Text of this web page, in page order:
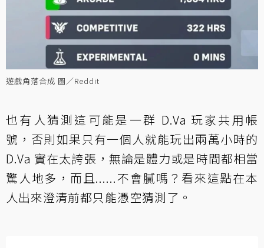
遊戲角落合成 圖／Reddit
也有人猜測這可能是一群 D.Va 玩家共用帳
號，否則如果只有一個人就能玩出兩萬小時的
D.Va 實在太誇張，無論是體力或是時間都相當
驚人地多，而且......不會膩嗎？看來這點在本
人出來澄清前都只能憑空猜測了。